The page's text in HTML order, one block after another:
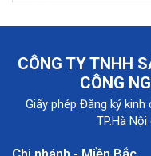
CÔNG TY TNHH
CÔNG
Giấy phép Đăng ký
TP.Hà